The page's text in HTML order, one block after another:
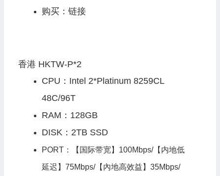
购买： 链接
香港 HKTW-P*2
CPU：Intel 2*Platinum 8259CL
48C/96T
RAM：128GB
DISK：2TB SSD
PORT：【国际带宽】100Mbps/【内地低
延迟】75Mbps/【內地高效益】35Mbps/